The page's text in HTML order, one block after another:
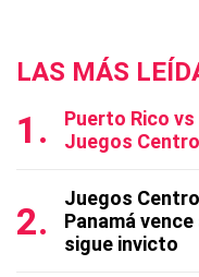
LAS MÁS
Puerto Rico vs
Juegos
Juegos
Panamá
sigue invicto